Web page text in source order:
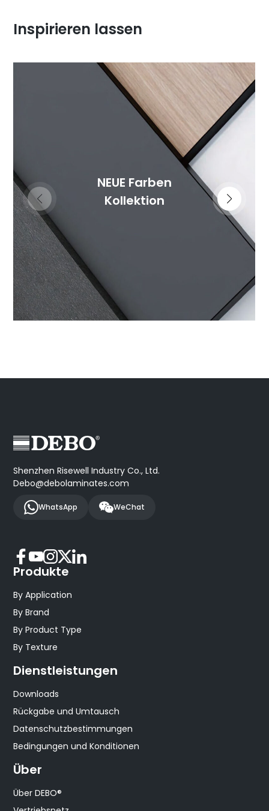
Inspirieren lassen
NEUE Farben
Kollektion
Shenzhen Risewell Industry Co., Ltd.
Debo@debolaminates.com
WhatsApp WeChat
Produkte
By Application
By Brand
By Product Type
By Texture
Dienstleistungen
Downloads
Rückgabe und Umtausch
Datenschutzbestimmungen
Bedingungen und Konditionen
Über
Über DEBO®